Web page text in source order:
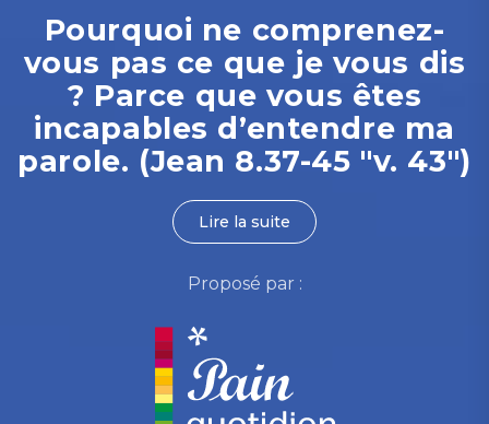
Pourquoi ne comprenez-
vous pas ce que je vous dis
? Parce que vous êtes
incapables d’entendre ma
parole. (Jean 8.37-45 "v. 43")
Lire la suite
Proposé par :